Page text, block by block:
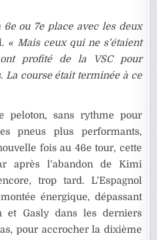
ou 7e place avec les deux
« Mais ceux qui ne s’étaient
profité de la VSC pour
La course était terminée à ce
peloton, sans rythme pour
pneus plus performants,
fois au 46e tour, cette
après l’abandon de Kimi
trop tard. L’Espagnol
énergique, dépassant
et Gasly dans les derniers
pour accrocher la dixième